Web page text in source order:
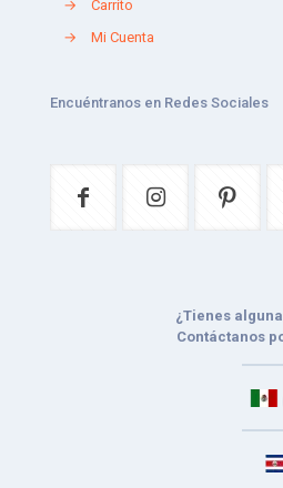
→
Carrito
→
Mi Cuenta
Encuéntranos en Redes Sociales
¿Tienes
Contáctanos